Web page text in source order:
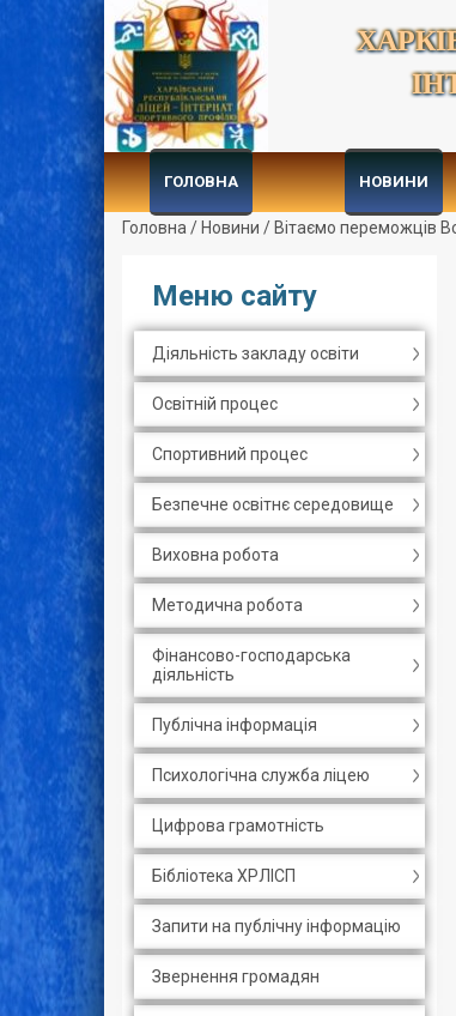
ГОЛОВНА НОВИНИ
Головна / Новини / Вітаємо переможців
Меню сайту
Діяльність закладу освіти
Освітній процес
Спортивний процес
Безпечне освітнє середовище
Виховна робота
Методична робота
Фінансово-господарська
діяльність
Публічна інформація
Психологічна служба ліцею
Цифрова грамотність
Бібліотека ХРЛІСП
Запити на публічну інформацію
Звернення громадян